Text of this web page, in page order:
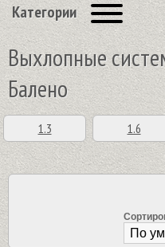
Категории
Выхлопные
Балено
1.3 1.6